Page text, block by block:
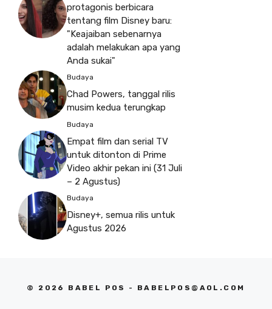
protagonis berbicara
tentang film Disney baru:
"Keajaiban sebenarnya
adalah melakukan apa yang
Anda sukai"
Budaya
Chad Powers, tanggal rilis
musim kedua terungkap
Budaya
Empat film dan serial TV
untuk ditonton di Prime
Video akhir pekan ini (31 Juli
– 2 Agustus)
Budaya
Disney+, semua rilis untuk
Agustus 2026
© 2026 BABEL POS - BABELPOS@AOL.COM